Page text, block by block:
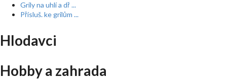
Grily na uhlí a dř ...
Přísluš. ke grilům ...
Hlodavci
Hobby a zahrada